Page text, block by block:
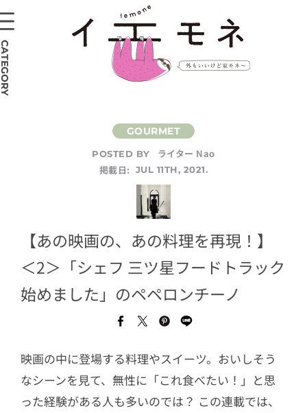
POSTED BY
ライター Nao
掲載日:
JUL 11TH, 2021.
【あの映画の、あの料理を再現！】
＜2＞「シェフ 三ツ星フードトラック
始めました」のペペロンチーノ
映画の中に登場する料理やスイーツ。おいしそう
なシーンを見て、無性に「これ食べたい！」と思
った経験がある人も多いのでは？ この連載では、